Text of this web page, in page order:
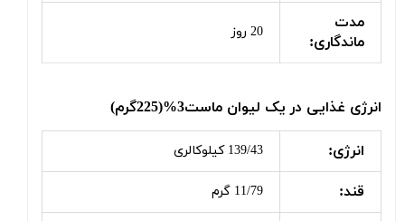
مدت
ماندگاری:
20 روز
انرژی غذایی در یک لیوان ماست3%(225گرم)
انرژی: 139/43 کیلوکالری
قند: 11/79 گرم